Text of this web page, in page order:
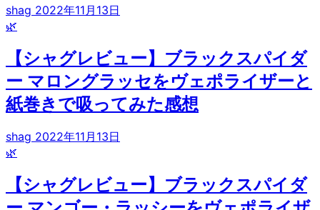
shag 2022年11月13日
🌿
【シャグレビュー】ブラックスパイダ
ー マロングラッセをヴェポライザーと
紙巻きで吸ってみた感想
shag 2022年11月13日
🌿
【シャグレビュー】ブラックスパイダ